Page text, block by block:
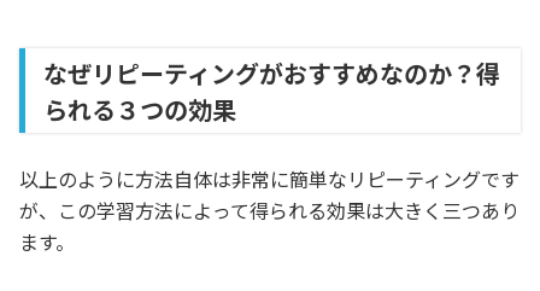
なぜリピーティングがおすすめなのか？得
られる３つの効果
以上のように方法自体は非常に簡単なリピーティングです
が、この学習方法によって得られる効果は大きく三つあり
ます。